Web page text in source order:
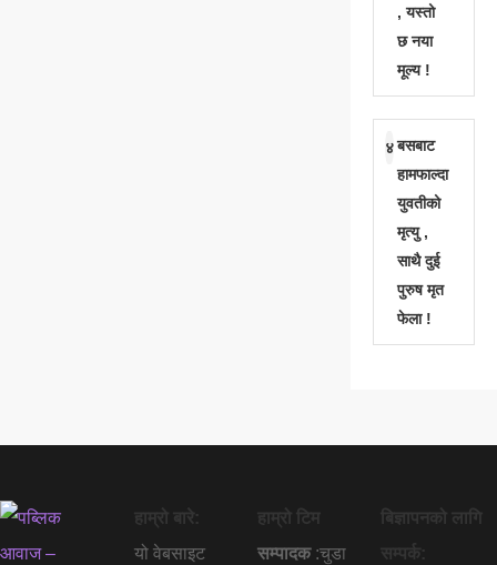
, यस्तो
छ नया
मूल्य !
४ बसबाट
हामफाल्दा
युवतीको
मृत्यु ,
साथै दुई
पुरुष मृत
फेला !
हाम्रो बारे:
यो वेबसाइट
हाम्रो टिम
सम्पादक:चुडा
बिज्ञापनको लागि
सम्पर्क: